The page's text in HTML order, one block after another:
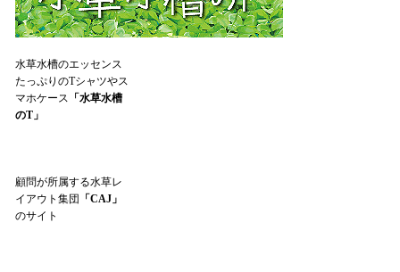
水草水槽のエッセンス
たっぷりのTシャツやス
マホケース 「水草水槽
のT」
顧問が所属する水草レ
イアウト集団
「CAJ」
のサイト